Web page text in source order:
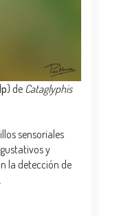
) de Cataglyphis
sensoriales
y
la detección de